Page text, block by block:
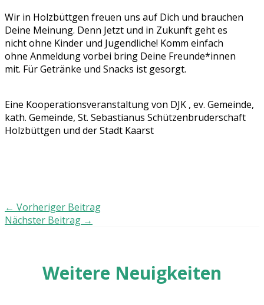
Wir in Holzbüttgen freuen uns auf Dich und brauchen
Deine Meinung. Denn Jetzt und in Zukunft geht es
nicht ohne Kinder und Jugendliche! Komm einfach
ohne Anmeldung vorbei bring Deine Freunde*innen
mit. Für Getränke und Snacks ist gesorgt.
Eine Kooperationsveranstaltung von DJK , ev. Gemeinde,
kath. Gemeinde, St. Sebastianus Schützenbruderschaft
Holzbüttgen und der Stadt Kaarst
← Vorheriger Beitrag
Nächster Beitrag →
Weitere Neuigkeiten